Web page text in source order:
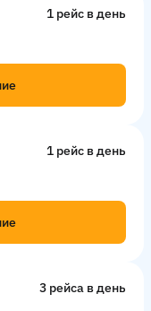
1 рейс в день
1 рейс в день
3 рейсa в день